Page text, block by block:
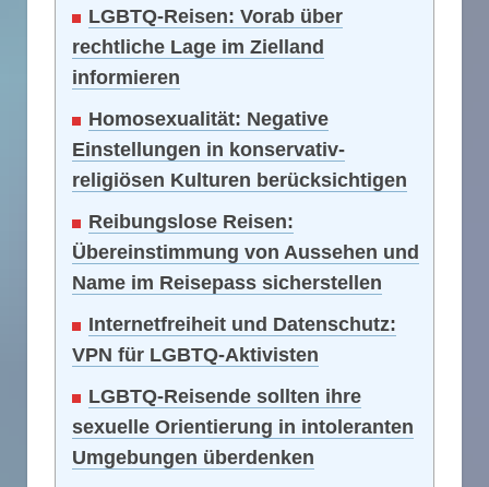
LGBTQ-Reisen: Vorab über
rechtliche Lage im Zielland
informieren
Homosexualität: Negative
Einstellungen in konservativ-
religiösen Kulturen berücksichtigen
Reibungslose Reisen:
Übereinstimmung von Aussehen und
Name im Reisepass sicherstellen
Internetfreiheit und Datenschutz:
VPN für LGBTQ-Aktivisten
LGBTQ-Reisende sollten ihre
sexuelle Orientierung in intoleranten
Umgebungen überdenken